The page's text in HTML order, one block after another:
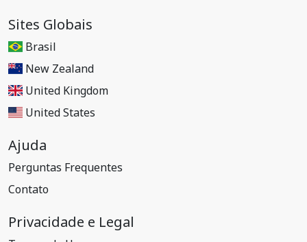
Sites Globais
Brasil
New Zealand
United Kingdom
United States
Ajuda
Perguntas Frequentes
Contato
Privacidade e Legal